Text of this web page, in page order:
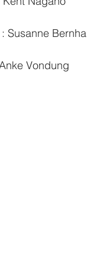
Susanne
Vondung